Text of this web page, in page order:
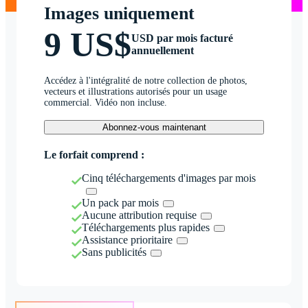
Images uniquement
9 US$USD par mois facturé
annuellement
Accédez à l'intégralité de notre collection de photos,
vecteurs et illustrations autorisés pour un usage
commercial. Vidéo non incluse.
Abonnez-vous maintenant
Le forfait comprend :
Cinq téléchargements d'images par mois
Un pack par mois
Aucune attribution requise
Téléchargements plus rapides
Assistance prioritaire
Sans publicités